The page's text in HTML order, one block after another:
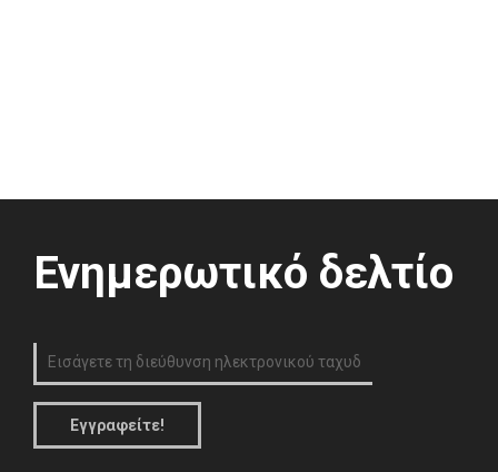
Ενημερωτικό δελτίο
Εγγραφείτε!